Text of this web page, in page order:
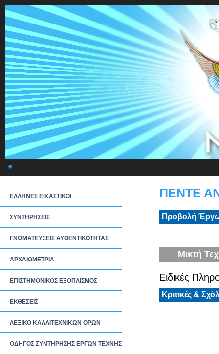
ΕΛΛΗΝΕΣ ΕΙΚΑΣΤΙΚΟΙ
ΣΥΝΤΗΡΗΣΕΙΣ
ΓΝΩΜΑΤΕΥΣΕΙΣ ΑΥΘΕΝΤΙΚΟΤΗΤΑΣ
ΑΡΧΑΙΟΜΕΤΡΙΑ
ΕΠΙΣΤΗΜΟΝΙΚΟΣ ΕΞΟΠΛΙΣΜΟΣ
ΕΚΘΕΣΕΙΣ
ΛΕΞΙΚΟ ΚΑΛΛΙΤΕΧΝΙΚΩΝ ΟΡΩΝ
ΟΔΗΓΟΣ ΣΥΝΤΗΡΗΣΗΣ ΕΡΓΩΝ ΤΕΧΝΗΣ
ΠΕΝΤΕ
Προβολή
Μικτή
Ειδικές
Κριτικές &